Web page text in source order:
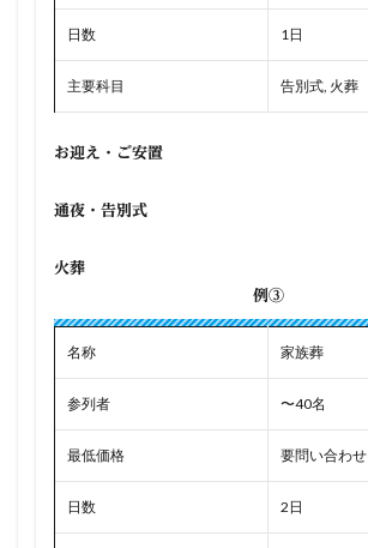
日数 1日
主要科目 告別式, 火葬
お迎え・ご安置
通夜・告別式
火葬
例③
名称 家族葬
参列者 〜40名
最低価格 要問い合わせ
日数 2日